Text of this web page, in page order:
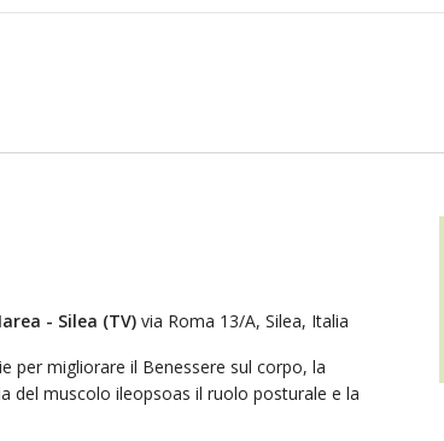
- Silea (TV)via Roma 13/A, Silea, Italia
per migliorare il Benessere sul corpo, la
del muscolo ileopsoas il ruolo posturale e la